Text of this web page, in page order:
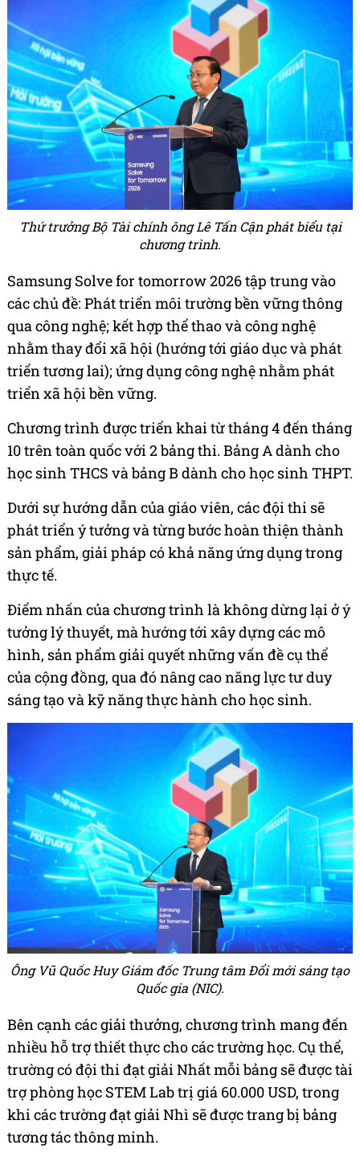
Thứ trưởng Bộ Tài chính ông Lê Tấn Cận phát biểu tại
chương trình.
Samsung Solve for tomorrow 2026 tập trung vào
các chủ đề: Phát triển môi trường bền vững thông
qua công nghệ; kết hợp thể thao và công nghệ
nhằm thay đổi xã hội (hướng tới giáo dục và phát
triển tương lai); ứng dụng công nghệ nhằm phát
triển xã hội bền vững.
Chương trình được triển khai từ tháng 4 đến tháng
10 trên toàn quốc với 2 bảng thi. Bảng A dành cho
học sinh THCS và bảng B dành cho học sinh THPT.
Dưới sự hướng dẫn của giáo viên, các đội thi sẽ
phát triển ý tưởng và từng bước hoàn thiện thành
sản phẩm, giải pháp có khả năng ứng dụng trong
thực tế.
Điểm nhấn của chương trình là không dừng lại ở ý
tưởng lý thuyết, mà hướng tới xây dựng các mô
hình, sản phẩm giải quyết những vấn đề cụ thể
của cộng đồng, qua đó nâng cao năng lực tư duy
sáng tạo và kỹ năng thực hành cho học sinh.
Ông Vũ Quốc Huy Giám đốc Trung tâm Đổi mới sáng tạo
Quốc gia (NIC).
Bên cạnh các giải thưởng, chương trình mang đến
nhiều hỗ trợ thiết thực cho các trường học. Cụ thể,
trường có đội thi đạt giải Nhất mỗi bảng sẽ được tài
trợ phòng học STEM Lab trị giá 60.000 USD, trong
khi các trường đạt giải Nhì sẽ được trang bị bảng
tương tác thông minh.